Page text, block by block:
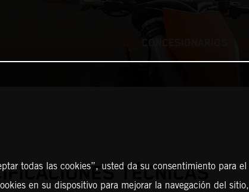
TÉCNICAS
todas las cookies”, usted da su consentimiento para el
en su dispositivo para mejorar la navegación del sitio,